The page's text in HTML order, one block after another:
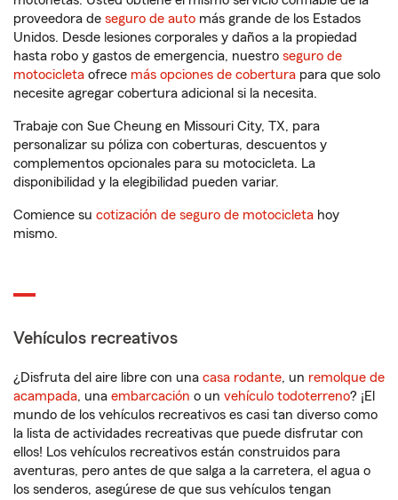
proveedora de seguro de auto más grande de los Estados
Unidos. Desde lesiones corporales y daños a la propiedad
hasta robo y gastos de emergencia, nuestro seguro de
motocicleta ofrece más opciones de cobertura para que solo
necesite agregar cobertura adicional si la necesita.
Trabaje con Sue Cheung en Missouri City, TX, para
personalizar su póliza con coberturas, descuentos y
complementos opcionales para su motocicleta. La
disponibilidad y la elegibilidad pueden variar.
Comience su cotización de seguro de motocicleta hoy
mismo.
Vehículos recreativos
¿Disfruta del aire libre con una casa rodante, un remolque de
acampada, una embarcación o un vehículo todoterreno? ¡El
mundo de los vehículos recreativos es casi tan diverso como
la lista de actividades recreativas que puede disfrutar con
ellos! Los vehículos recreativos están construidos para
aventuras, pero antes de que salga a la carretera, el agua o
los senderos, asegúrese de que sus vehículos tengan